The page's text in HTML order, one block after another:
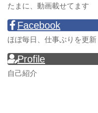
たまに、動画載せてます
Facebook
ほぼ毎日、仕事ぶりを更新
Profile
自己紹介